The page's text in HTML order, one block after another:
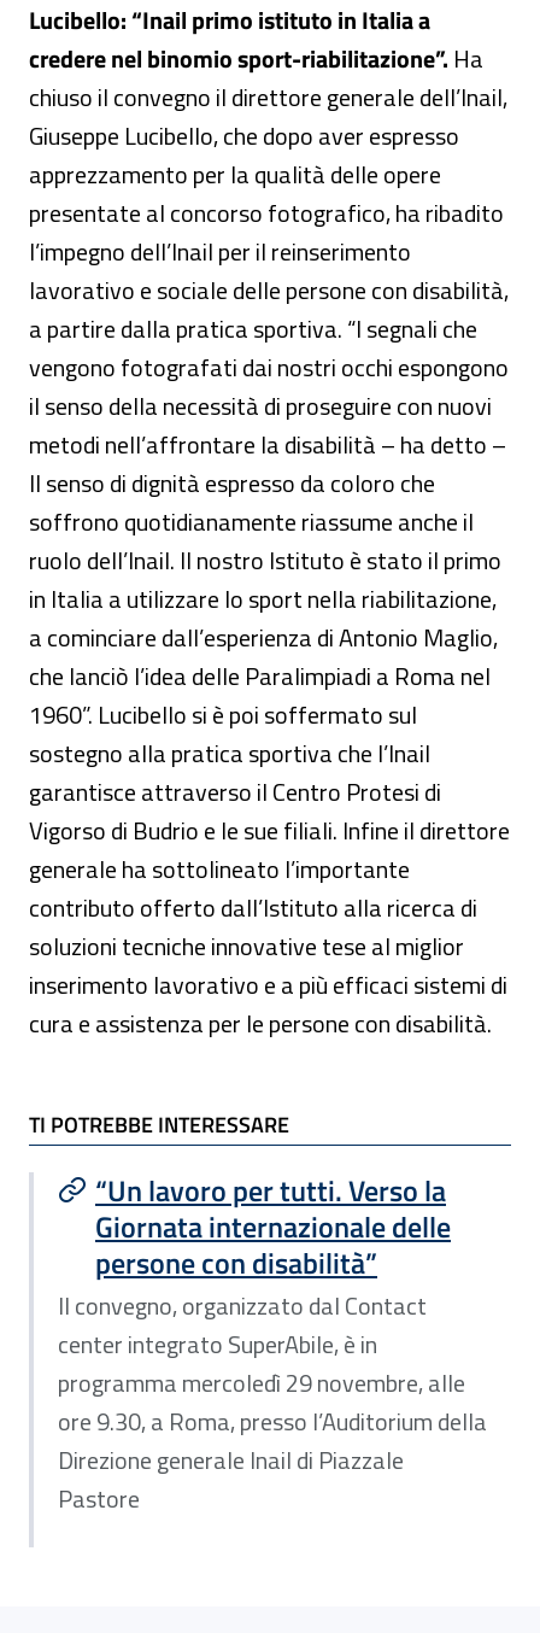
Lucibello: “Inail primo istituto in Italia a
credere nel binomio sport-riabilitazione”. Ha
chiuso il convegno il direttore generale dell’Inail,
Giuseppe Lucibello, che dopo aver espresso
apprezzamento per la qualità delle opere
presentate al concorso fotografico, ha ribadito
l’impegno dell’Inail per il reinserimento
lavorativo e sociale delle persone con disabilità,
a partire dalla pratica sportiva. “I segnali che
vengono fotografati dai nostri occhi espongono
il senso della necessità di proseguire con nuovi
metodi nell’affrontare la disabilità – ha detto –
Il senso di dignità espresso da coloro che
soffrono quotidianamente riassume anche il
ruolo dell’Inail. Il nostro Istituto è stato il primo
in Italia a utilizzare lo sport nella riabilitazione,
a cominciare dall’esperienza di Antonio Maglio,
che lanciò l’idea delle Paralimpiadi a Roma nel
1960”. Lucibello si è poi soffermato sul
sostegno alla pratica sportiva che l’Inail
garantisce attraverso il Centro Protesi di
Vigorso di Budrio e le sue filiali. Infine il direttore
generale ha sottolineato l’importante
contributo offerto dall’Istituto alla ricerca di
soluzioni tecniche innovative tese al miglior
inserimento lavorativo e a più efficaci sistemi di
cura e assistenza per le persone con disabilità.
TI POTREBBE INTERESSARE
TI POTREBBE INTERESSARE
“Un lavoro per tutti. Verso la
Giornata internazionale delle
persone con disabilità”
Il convegno, organizzato dal Contact
center integrato SuperAbile, è in
programma mercoledì 29 novembre, alle
ore 9.30, a Roma, presso l’Auditorium della
Direzione generale Inail di Piazzale
Pastore